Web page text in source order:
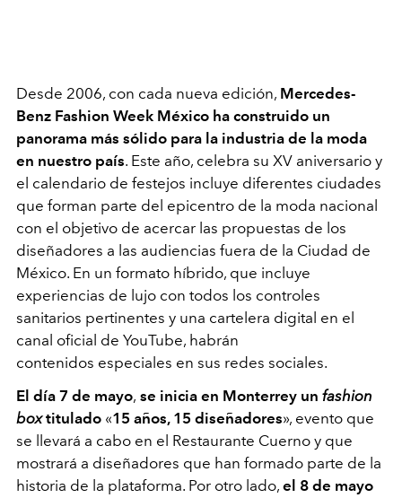
Desde 2006, con cada nueva edición, Mercedes-
Benz Fashion Week México ha construido un
panorama más sólido para la industria de la moda
en nuestro país. Este año, celebra su XV aniversario y
el calendario de festejos incluye diferentes ciudades
que forman parte del epicentro de la moda nacional
con el objetivo de acercar las propuestas de los
diseñadores a las audiencias fuera de la Ciudad de
México. En un formato híbrido, que incluye
experiencias de lujo con todos los controles
sanitarios pertinentes y una cartelera digital en el
canal oficial de YouTube, habrán
contenidos especiales en sus redes sociales.
El día 7 de mayo, se inicia en Monterrey un fashion
box titulado «15 años, 15 diseñadores», evento que
se llevará a cabo en el Restaurante Cuerno y que
mostrará a diseñadores que han formado parte de la
historia de la plataforma. Por otro lado, el 8 de mayo